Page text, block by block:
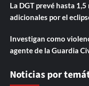
La DGT prevé hasta
adicionales por el
Investigan como
agente de la Guardia
Noticias por